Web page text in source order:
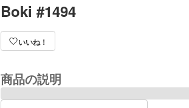
Boki #1494
いいね！
商品の説明